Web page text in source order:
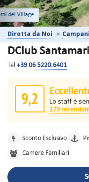
Piscina
Dirotta da Noi
DClub
Tel +39 06 5220.6401
9,2 Lo staff è
179 recensioni
Sconto Esclusivo
Camere Familiari